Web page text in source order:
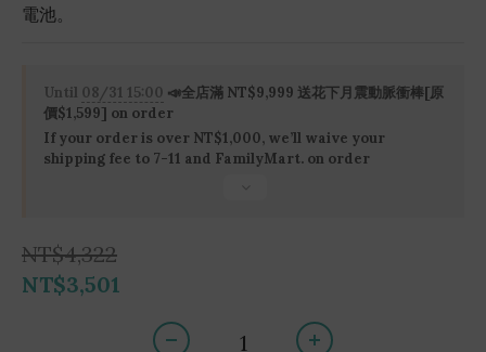
電池。
Until 08/31 15:00 📣全店滿 NT$9,999 送花下月震動脈衝棒[原
價$1,599] on order
If your order is over NT$1,000, we’ll waive your
shipping fee to 7-11 and FamilyMart. on order
NT$4,322
NT$3,501